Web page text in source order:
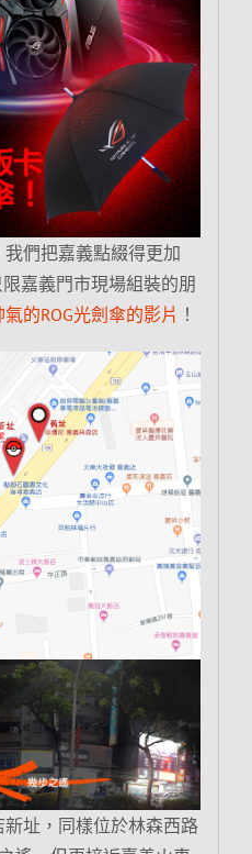
們把嘉義點綴得更加
嘉義門市現場組裝的朋
的ROG光劍傘的影片 ！
址，同樣位於林森西路